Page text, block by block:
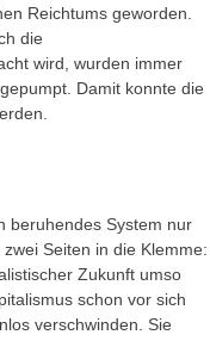
Reichtums geworden.
die
wird, wurden immer
Damit konnte die
beruhendes System nur
Seiten in die Klemme:
Zukunft umso
schon vor sich
verschwinden. Sie